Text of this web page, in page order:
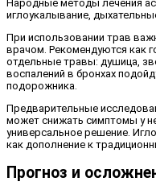
Народные методы лечения
иглоукалывание,
При использовании трав
врачом. Рекомендуются как
отдельные травы: душица,
воспалений в бронхах
подорожника.
Предварительные
может снижать симптомы у
универсальное решение.
как дополнение к
Прогноз и